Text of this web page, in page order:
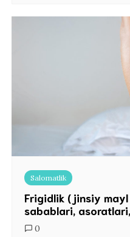
Salomatlik
Frigidlik (jinsiy
sabablari,
0